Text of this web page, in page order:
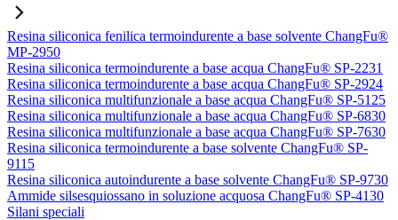
Resina siliconica fenilica termoindurente a base solvente ChangFu®
MP-2950
Resina siliconica termoindurente a base acqua ChangFu® SP-2231
Resina siliconica termoindurente a base acqua ChangFu® SP-2924
Resina siliconica multifunzionale a base acqua ChangFu® SP-5125
Resina siliconica multifunzionale a base acqua ChangFu® SP-6830
Resina siliconica multifunzionale a base acqua ChangFu® SP-7630
Resina siliconica termoindurente a base solvente ChangFu® SP-
9115
Resina siliconica autoindurente a base solvente ChangFu® SP-9730
Ammide silsesquiossano in soluzione acquosa ChangFu® SP-4130
Silani speciali